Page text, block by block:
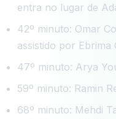
entra no lugar de
42º minuto: Omar
assistido por Ebrima
47º minuto: Arya
59º minuto: Ramin
68º minuto: Mehdi